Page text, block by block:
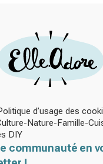
d’usage des
Nature Famille
DIY
communauté en